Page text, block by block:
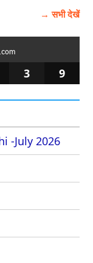
→ सभी देखें
3 9
-July 2026